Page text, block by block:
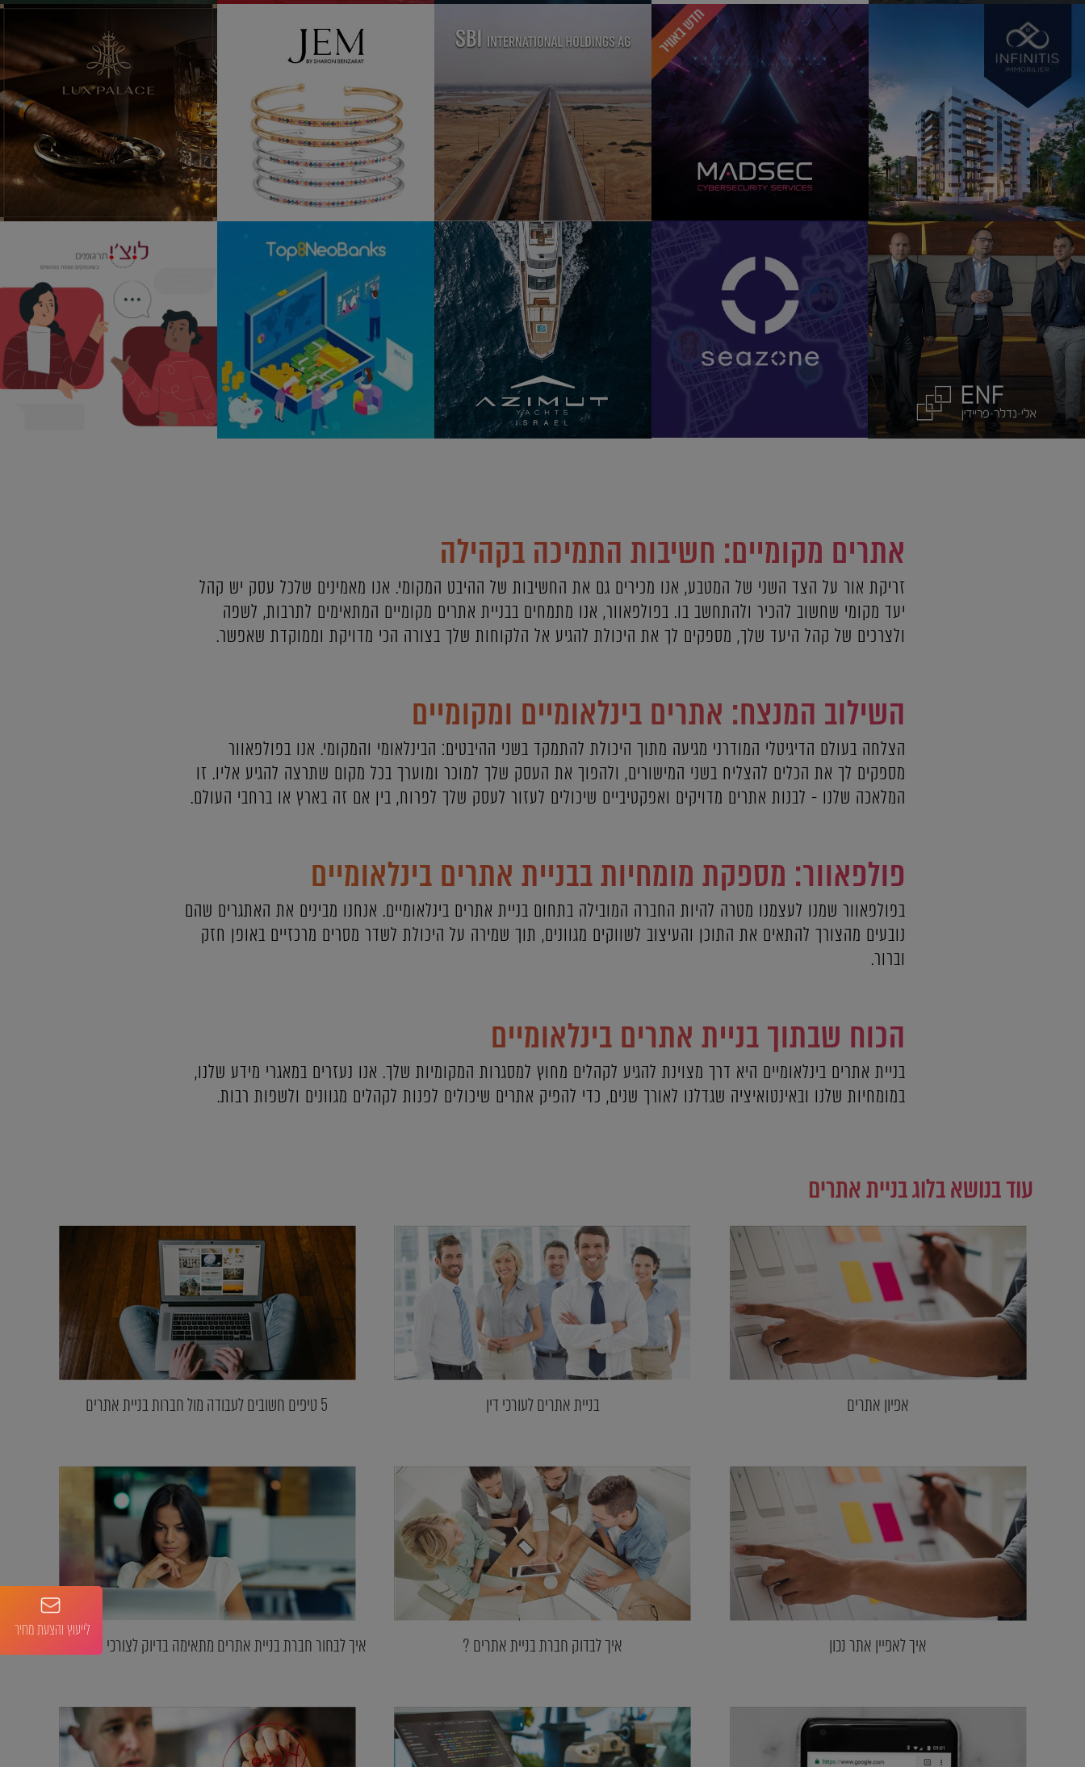
חדש באוויר
אתרים מקומיים: חשיבות התמיכה בקהילה
זריקת אור על הצד השני של המטבע, אנו מכירים גם את החשיבות של ההיבט המקומי. אנו מאמינים שלכל עסק יש קהל
יעד מקומי שחשוב להכיר ולהתחשב בו. בפולפאוור, אנו מתמחים בבניית אתרים מקומיים המתאימים לתרבות, לשפה
ולצרכים של קהל היעד שלך, מספקים לך את היכולת להגיע אל הלקוחות שלך בצורה הכי מדויקת וממוקדת שאפשר.
השילוב המנצח: אתרים בינלאומיים ומקומיים
הצלחה בעולם הדיגיטלי המודרני מגיעה מתוך היכולת להתמקד בשני ההיבטים: הבינלאומי והמקומי. אנו בפולפאוור
מספקים לך את הכלים להצליח בשני המישורים, ולהפוך את העסק שלך למוכר ומוערך בכל מקום שתרצה להגיע אליו. זו
המלאכה שלנו - לבנות אתרים מדויקים ואפקטיביים שיכולים לעזור לעסק שלך לפרוח, בין אם זה בארץ או ברחבי העולם.
פולפאוור: מספקת מומחיות בבניית אתרים בינלאומיים
בפולפאוור שמנו לעצמנו מטרה להיות החברה המובילה בתחום בניית אתרים בינלאומיים. אנחנו מבינים את האתגרים שהם
נובעים מהצורך להתאים את התוכן והעיצוב לשווקים מגוונים, תוך שמירה על היכולת לשדר מסרים מרכזיים באופן חזק
וברור.
הכוח שבתוך בניית אתרים בינלאומיים
בניית אתרים בינלאומיים היא דרך מצוינת להגיע לקהלים מחוץ למסגרות המקומיות שלך. אנו נעזרים במאגרי מידע שלנו,
במומחיות שלנו ובאינטואיציה שגדלנו לאורך שנים, כדי להפיק אתרים שיכולים לפנות לקהלים מגוונים ולשפות רבות.
עוד בנושא בלוג בניית אתרים
אפיון אתרים בניית אתרים לעורכי דין 5 טיפים חשובים לעבודה מול חברות בניית אתרים
איך לאפיין אתר נכון איך לבדוק חברת בניית אתרים ? איך לבחור חברת בניית אתרים מתאימה בדיוק לצורכי העסק שלך
לייעוץ והצעת מחיר